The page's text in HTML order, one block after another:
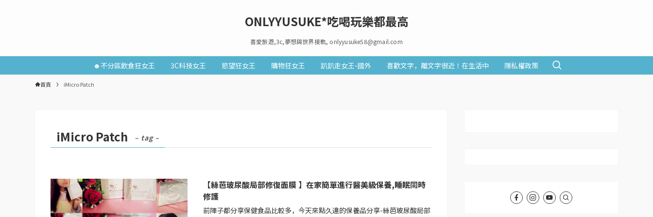
ONLYYUSUKE*吃喝玩樂都最高
喜愛旅遊,3c,夢想與世界接軌, onlyyusuke58@gmail.com
☻不分區飲食狂女王 3C科技女王 慾望狂女王 購物狂女王 趴趴走女王-國外 喜歡文字，離文字很近！在生活中 隱私權政策
首頁 iMicro Patch
iMicro Patch – tag –
【絲芭玻尿酸局部修復面膜 】在家簡單進行醫美級保養,睡眠同時
修護
前陣子都分享保健食品比較多，今天來點久違的保養品分享-絲芭玻尿酸局部